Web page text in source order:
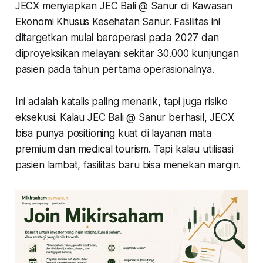
JECX menyiapkan JEC Bali @ Sanur di Kawasan
Ekonomi Khusus Kesehatan Sanur. Fasilitas ini
ditargetkan mulai beroperasi pada 2027 dan
diproyeksikan melayani sekitar 30.000 kunjungan
pasien pada tahun pertama operasionalnya.
Ini adalah katalis paling menarik, tapi juga risiko
eksekusi. Kalau JEC Bali @ Sanur berhasil, JECX
bisa punya positioning kuat di layanan mata
premium dan medical tourism. Tapi kalau utilisasi
pasien lambat, fasilitas baru bisa menekan margin.